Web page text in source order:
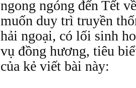
ngong ngóng đến Tết
muốn duy trì truyền
hải ngoại, có lối sinh
vụ đồng hương, tiêu
của kẻ viết bài này: